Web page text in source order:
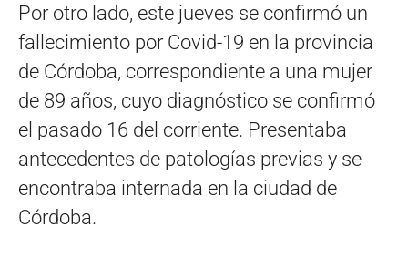
Por otro lado, este jueves se confirmó un
fallecimiento por Covid-19 en la provincia
de Córdoba, correspondiente a una mujer
de 89 años, cuyo diagnóstico se confirmó
el pasado 16 del corriente. Presentaba
antecedentes de patologías previas y se
encontraba internada en la ciudad de
Córdoba.